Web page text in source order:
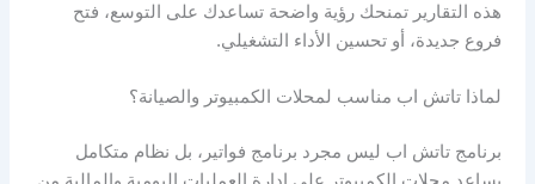
هذه التقارير تمنحك رؤية واضحة تساعدك على التوسع، فتح
فروع جديدة، أو تحسين الأداء التشغيلي.
لماذا تاتش اب مناسب لمحلات الكمبيوتر والصيانة؟
برنامج تاتش اب ليس مجرد برنامج فواتير، بل نظام متكامل